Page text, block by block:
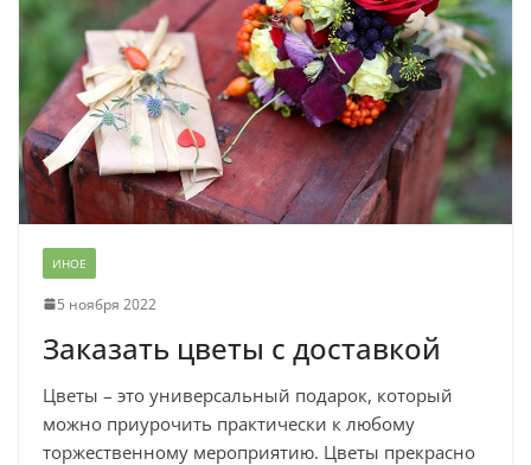
ИНОЕ
5 ноября 2022
Заказать цветы с доставкой
Цветы – это универсальный подарок, который
можно приурочить практически к любому
торжественному мероприятию. Цветы прекрасно